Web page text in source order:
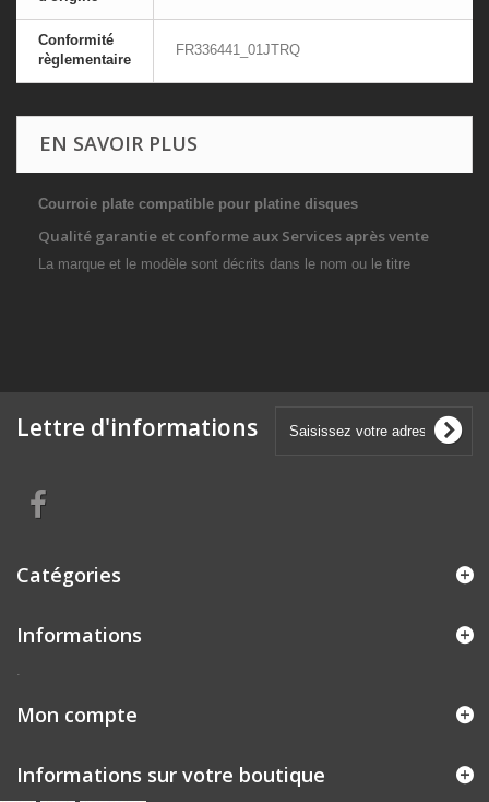
Conformité
règlementaire
FR336441_01JTRQ
EN SAVOIR PLUS
Courroie plate compatible pour platine disques
Qualité garantie et conforme aux Services après vente
La marque et le modèle sont décrits dans le nom ou le titre
Lettre d'informations
Catégories
Informations
.
Mon compte
Informations sur votre boutique